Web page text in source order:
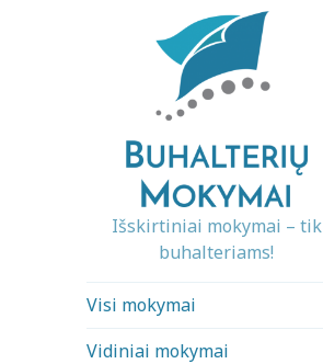
Išskirtiniai mokymai – tik
buhalteriams!
Visi mokymai
Vidiniai mokymai